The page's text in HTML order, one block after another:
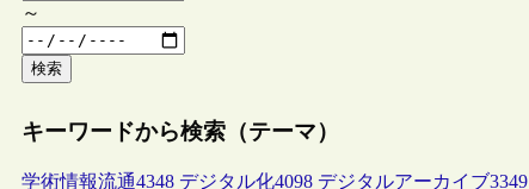
～
検索
キーワードから検索（テーマ）
学術情報流通4348 デジタル化4098 デジタルアーカイブ3349